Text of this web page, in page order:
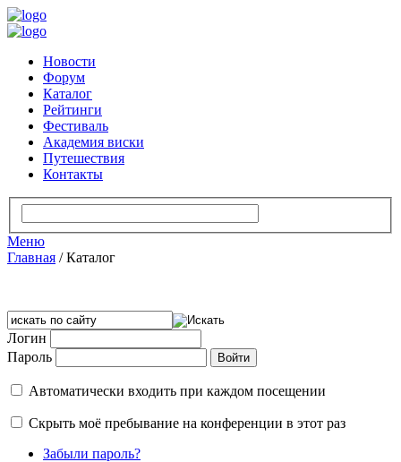
Новости
Форум
Каталог
Рейтинги
Фестиваль
Академия виски
Путешествия
Контакты
Меню
Главная /Каталог
Логин
Пароль
Автоматически входить при каждом посещении
Скрыть моё пребывание на конференции в этот раз
Забыли пароль?